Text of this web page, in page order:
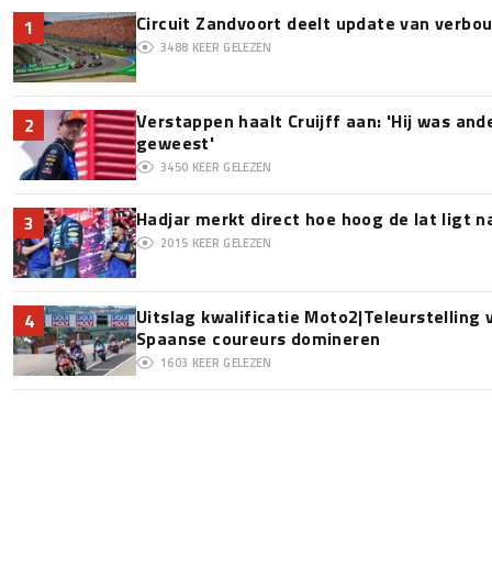
1 Circuit Zandvoort deelt update van
3488 KEER GELEZEN
2
Verstappen haalt Cruijff aan: 'Hij was
geweest'
3450 KEER GELEZEN
3 Hadjar merkt direct hoe hoog de lat ligt
2015 KEER GELEZEN
4
Uitslag kwalificatie Moto2|Teleurstelling
Spaanse coureurs domineren
1603 KEER GELEZEN